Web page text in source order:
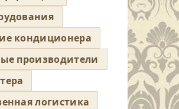
кондиционера
производители
логистика